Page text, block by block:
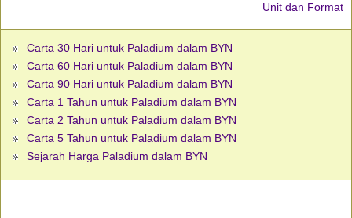
Unit dan Format
Carta 30 Hari untuk Paladium dalam BYN
Carta 60 Hari untuk Paladium dalam BYN
Carta 90 Hari untuk Paladium dalam BYN
Carta 1 Tahun untuk Paladium dalam BYN
Carta 2 Tahun untuk Paladium dalam BYN
Carta 5 Tahun untuk Paladium dalam BYN
Sejarah Harga Paladium dalam BYN